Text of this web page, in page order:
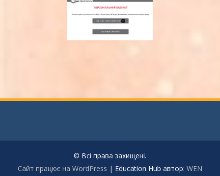
© Всі права захищені.
Сайт працює на WordPress | Education Hub автор: WEN